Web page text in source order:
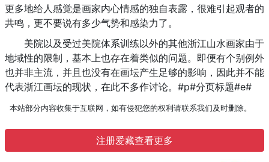
更多地给人感觉是画家内心情感的独自表露，很难引起观者的
共鸣，更不要说有多少气势和感染力了。
美院以及受过美院体系训练以外的其他浙江山水画家由于
地域性的限制，基本上也存在着类似的问题。即便有个别例外
也并非主流，并且也没有在画坛产生足够的影响，因此并不能
代表浙江画坛的现状，在此不多作讨论。#p#分页标题#e#
本站部分内容收集于互联网，如有侵犯您的权利请联系我们及时删除。
注册爱藏查看更多